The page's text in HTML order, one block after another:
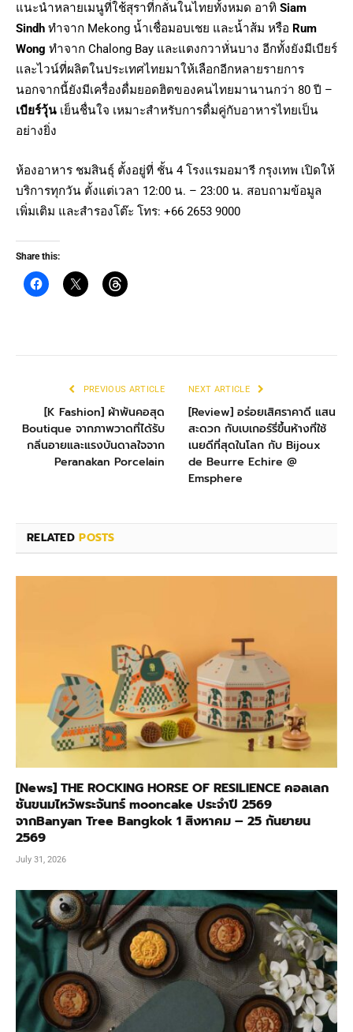
แนะนำหลายเมนูที่ใช้สุราที่กลั่นในไทยทั้งหมด อาทิ Siam
Sindh ทำจาก Mekong น้ำเชื่อมอบเชย และน้ำส้ม หรือ Rum
Wong ทำจาก Chalong Bay และแตงกวาหั่นบาง อีกทั้งยังมีเบียร์
และไวน์ที่ผลิตในประเทศไทยมาให้เลือกอีกหลายรายการ
นอกจากนี้ยังมีเครื่องดื่มยอดฮิตของคนไทยมานานกว่า 80 ปี –
เบียร์วุ้น เย็นชื่นใจ เหมาะสำหรับการดื่มคู่กับอาหารไทยเป็น
อย่างยิ่ง
ห้องอาหาร ชมสินธุ์ ตั้งอยู่ที่ ชั้น 4 โรงแรมอมารี กรุงเทพ เปิดให้
บริการทุกวัน ตั้งแต่เวลา 12:00 น. – 23:00 น. สอบถามข้อมูล
เพิ่มเติม และสำรองโต๊ะ โทร: +66 2653 9000
Share this:
PREVIOUS ARTICLE
[K Fashion] ผ้าพันคอสุด
Boutique จากภาพวาดที่ได้รับ
กลิ่นอายและแรงบันดาลใจจาก
Peranakan Porcelain
NEXT ARTICLE
[Review] อร่อยเสิศราคาดี แสน
สะดวก กับเบเกอร์รี่ขึ้นห้างที่ใช้
เนยดีที่สุดในโลก กับ Bijoux
de Beurre Echire @
Emsphere
RELATEDPOSTS
[News] THE ROCKING HORSE OF RESILIENCE คอลเลก
ชันขนมไหว้พระจันทร์ mooncake ประจำปี 2569
จากBanyan Tree Bangkok 1 สิงหาคม – 25 กันยายน
2569
July 31, 2026